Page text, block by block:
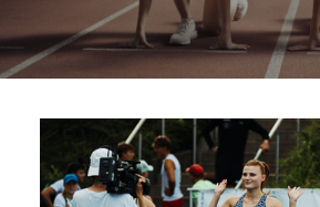
SKLEP
NASZE AKCJE